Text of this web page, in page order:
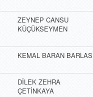
ZEYNEP CANSU
KÜÇÜKSEYMEN
KEMAL BARAN BARLAS
DİLEK ZEHRA
ÇETİNKAYA